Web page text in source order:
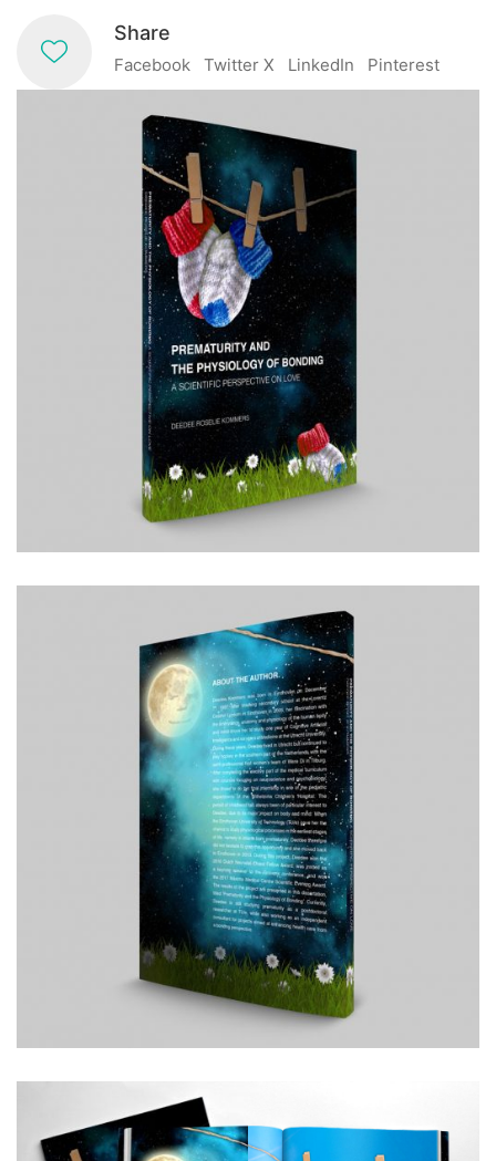
Share
Facebook Twitter X LinkedIn Pinterest